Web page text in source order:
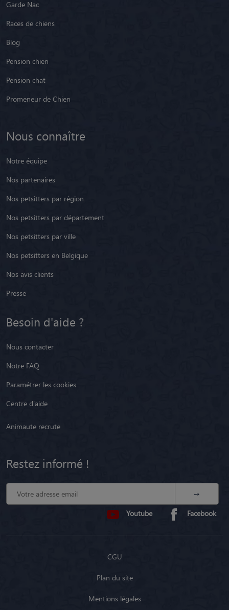
Garde Nac
Races de chiens
Blog
Pension chien
Pension chat
Promeneur de Chien
Nous connaître
Notre équipe
Nos partenaires
Nos petsitters par région
Nos petsitters par département
Nos petsitters par ville
Nos petsitters en Belgique
Nos avis clients
Presse
Besoin d'aide ?
Nous contacter
Notre FAQ
Paramétrer les cookies
Centre d'aide
Animaute recrute
Restez informé !
Youtube Facebook
CGU
Plan du site
Mentions légales